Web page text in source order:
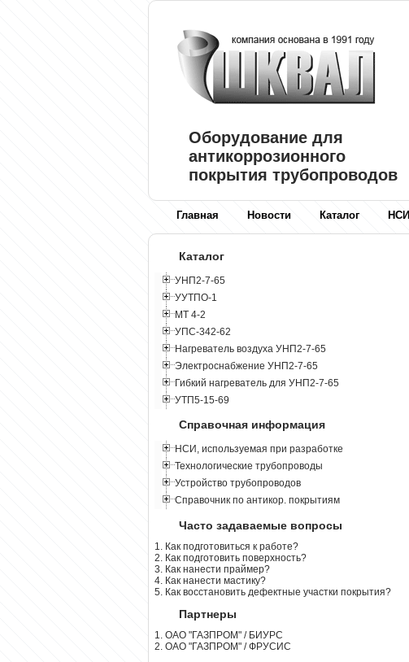
Оборудование для
антикоррозионного
покрытия трубопроводов
Главная Новости Каталог НСИ
Каталог
УНП2-7-65
УУТПО-1
МТ 4-2
УПС-342-62
Нагреватель воздуха УНП2-7-65
Электроснабжение УНП2-7-65
Гибкий нагреватель для УНП2-7-65
УТП5-15-69
Справочная информация
НСИ, используемая при разработке
Технологические трубопроводы
Устройство трубопроводов
Справочник по антикор. покрытиям
Часто задаваемые вопросы
1. Как подготовиться к работе?
2. Как подготовить поверхность?
3. Как нанести праймер?
4. Как нанести мастику?
5. Как восстановить дефектные участки покрытия?
Партнеры
1. ОАО "ГАЗПРОМ" / БИУРС
2. ОАО "ГАЗПРОМ" / ФРУСИС